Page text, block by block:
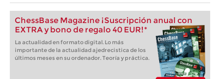
ChessBase Magazine ¡Suscripción anual con
EXTRA y bono de regalo 40 EUR!*
La actualidad en formato digital. Lo más
importante de la actualidad ajedrecistica de los
últimos meses en su ordenador. Teoría y práctica.